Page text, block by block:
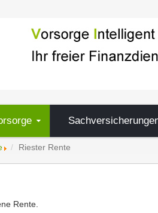
Riester Rente
Rente.